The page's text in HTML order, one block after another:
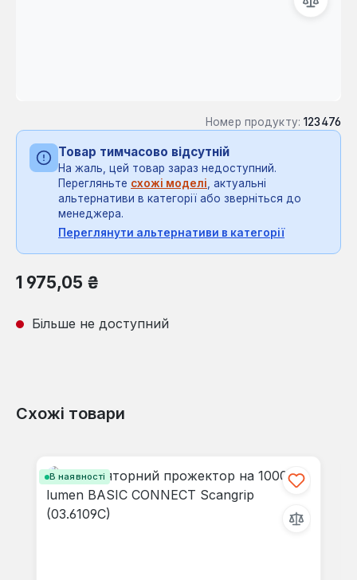
Номер продукту: 123476
Товар тимчасово відсутній
На жаль, цей товар зараз недоступний.
Перегляньте схожі моделі, актуальні
альтернативи в категорії або зверніться до
менеджера.
Переглянути альтернативи в категорії
Звичайна ціна:
1 975,05 ₴
Більше не доступний
Схожі товари
В наявності